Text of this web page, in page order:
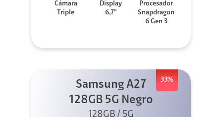
Cámara
Triple
Display
6,7"
Procesador
Snapdragon
6 Gen 3
33%
Samsung A27
128GB 5G Negro
128GB / 5G